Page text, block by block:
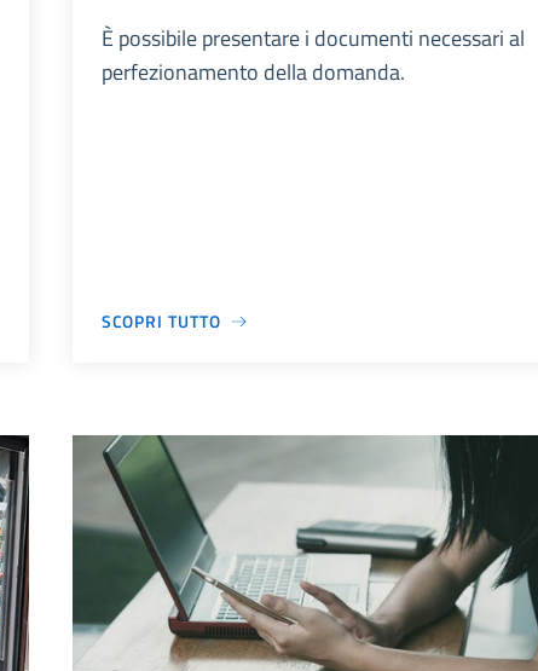
È possibile presentare i documenti necessari al
perfezionamento della domanda.
SCOPRI TUTTO